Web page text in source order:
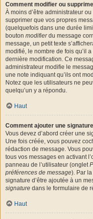
Comment modifier ou
À moins d’être administrateur
supprimer que vos propres
(quelquefois dans une durée
bouton modifierdu message
message, un petit texte
modifié, le nombre de fois qu’il
dernière modification. Ce
administrateur modifie le
une note indiquant qu’ils ont
Notez que les utilisateurs ne
quelqu’un y a répondu.
Haut
Comment ajouter une
Vous devez d’abord créer une
Une fois créée, vous pouvez
rédaction de message. Vous
tous vos messages en activant
panneau de l’utilisateur (onglet
préférences de message). Par
signature d’être ajoutée à un
signature dans le formulaire de
Haut